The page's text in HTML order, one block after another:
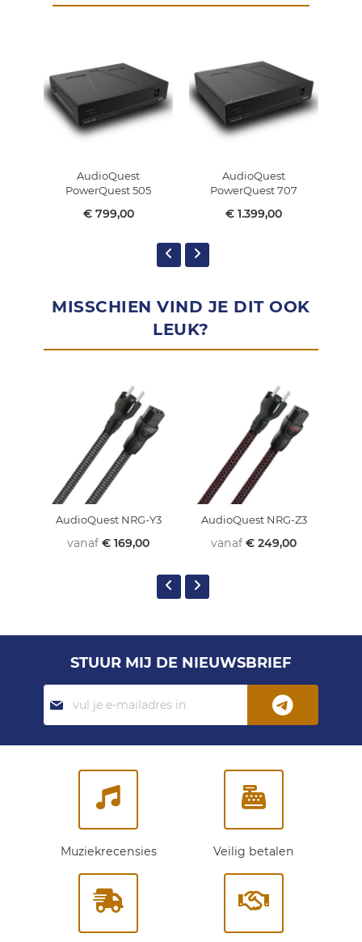
AudioQuest
PowerQuest 505
€ 799,00
AudioQuest
PowerQuest 707
€ 1.399,00
MISSCHIEN VIND JE DIT OOK
LEUK?
AudioQuest NRG-Y3
vanaf € 169,00
AudioQuest NRG-Z3
vanaf € 249,00
STUUR MIJ DE NIEUWSBRIEF
Abonneer
je
op
Muziekrecensies Veilig betalen